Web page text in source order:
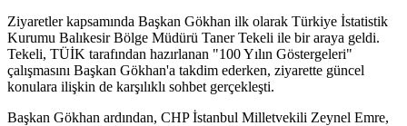
Ziyaretler kapsamında Başkan Gökhan ilk olarak Türkiye İstatistik
Kurumu Balıkesir Bölge Müdürü Taner Tekeli ile bir araya geldi.
Tekeli, TÜİK tarafından hazırlanan "100 Yılın Göstergeleri"
çalışmasını Başkan Gökhan'a takdim ederken, ziyarette güncel
konulara ilişkin de karşılıklı sohbet gerçekleşti.
Başkan Gökhan ardından, CHP İstanbul Milletvekili Zeynel Emre,